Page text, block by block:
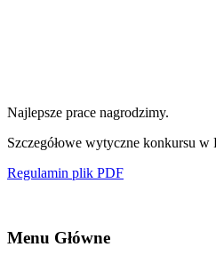
Najlepsze prace nagrodzimy.
Szczegółowe wytyczne konkursu w
Regulamin plik PDF
Menu Główne